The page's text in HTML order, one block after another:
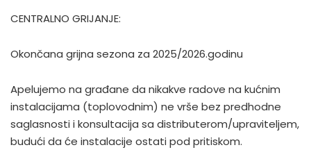
CENTRALNO GRIJANJE:
Okončana grijna sezona za 2025/2026.godinu
Apelujemo na građane da nikakve radove na kućnim
instalacijama (toplovodnim) ne vrše bez predhodne
saglasnosti i konsultacija sa distributerom/upraviteljem,
budući da će instalacije ostati pod pritiskom.